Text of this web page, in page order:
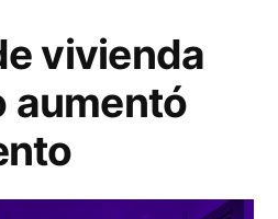
vivienda
aumentó